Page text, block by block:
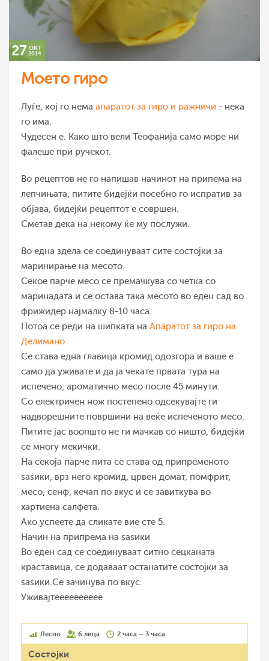
27 окт
2014
Моето гиро
Луѓе, кој го нема апаратот за гиро и ражничи - нека
го има.
Чудесен е. Како што вели Теофанија само море ни
фалеше при ручекот.
Во рецептов не го напишав начинот на припема на
лепчињата, питите бидејќи посебно го испратив за
објава, бидејќи рецептот е совршен.
Сметав дека на некому ќе му послужи.
Во една здела се соединуваат сите состојки за
маринирање на месото.
Секое парче месо се премачкува со четка со
маринадата и се остава така месото во еден сад во
фрижидер најмалку 8-10 часа.
Потоа се реди на шипката на Апаратот за гиро на
Делимано.
Се става една главица кромид одозгора и ваше е
само да уживате и да ја чекате првата тура на
испечено, ароматично месо после 45 минути.
Со електричен нож постепено одсекувајте ги
надворешните површини на веќе испеченото месо.
Питите јас воопшто не ги мачкав со ништо, бидејќи
се многу мекички.
На секоја парче пита се става од припременото
ѕаѕики, врз него кромид, црвен домат, помфрит,
месо, сенф, кечап по вкус и се завиткува во
хартиена салфета.
Ако успеете да сликате вие сте 5.
Начин на припрема на ѕаѕики
Во еден сад се соединуваат ситно сецканата
краставица, се додаваат останатите состојки за
ѕаѕики.Се зачинува по вкус.
Уживајтееееееееее
Лесно 6 лица 2 часа – 3 часа
Состојки